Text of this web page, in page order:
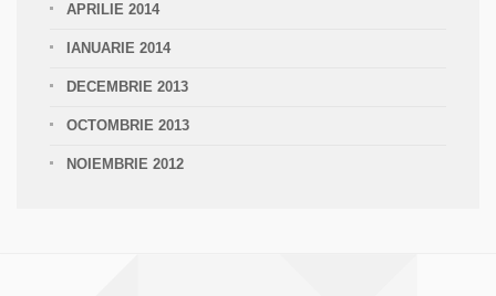
APRILIE 2014
IANUARIE 2014
DECEMBRIE 2013
OCTOMBRIE 2013
NOIEMBRIE 2012